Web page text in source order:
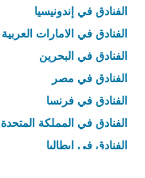
الفنادق في إندونيسيا
الفنادق في الامارات
الفنادق في البحرين
الفنادق في مصر
الفنادق في فرنسا
الفنادق في المملكة المتحدة
الفنادق في إيطاليا